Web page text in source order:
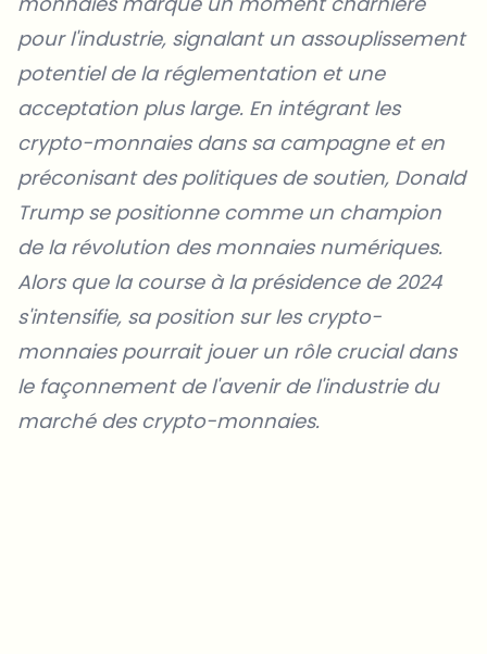
pour l'industrie, signalant un assouplissement
potentiel de la réglementation et une
acceptation plus large. En intégrant les
crypto-monnaies dans sa campagne et en
préconisant des politiques de soutien, Donald
Trump se positionne comme un champion
de la révolution des monnaies numériques.
Alors que la course à la présidence de 2024
s'intensifie, sa position sur les crypto-
monnaies pourrait jouer un rôle crucial dans
le façonnement de l'avenir de l'industrie du
marché des crypto-monnaies.